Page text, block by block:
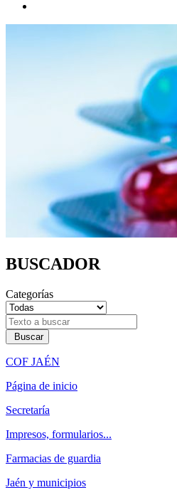
BUSCADOR
Categorías
Buscar
COF JAÉN
Página de inicio
Secretaría
Impresos, formularios...
Farmacias de guardia
Jaén y municipios